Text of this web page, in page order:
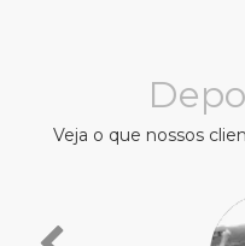
Veja o que nossos